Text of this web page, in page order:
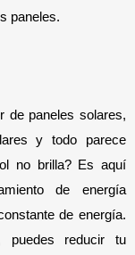
paneles.
de paneles solares,
y todo parece
no brilla? Es aquí
de energía
de energía.
puedes reducir tu